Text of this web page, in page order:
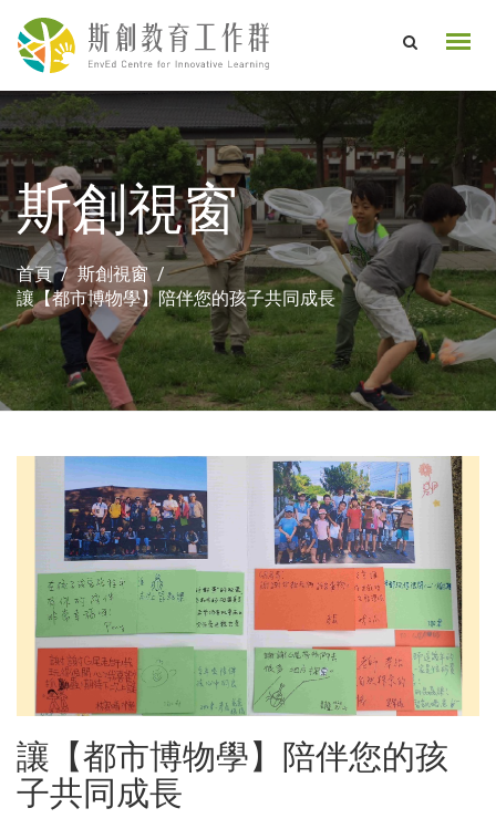
斯創視窗
首頁
斯創視窗
讓【都市博物學】陪伴您的孩子共同成長
讓【都市博物學】陪伴您的孩
子共同成長